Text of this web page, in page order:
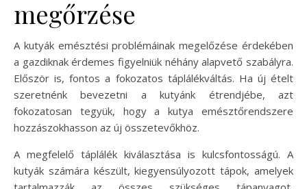
megőrzése
A kutyák emésztési problémáinak megelőzése érdekében
a gazdiknak érdemes figyelniük néhány alapvető szabályra.
Először is, fontos a fokozatos táplálékváltás. Ha új ételt
szeretnénk bevezetni a kutyánk étrendjébe, azt
fokozatosan tegyük, hogy a kutya emésztőrendszere
hozzászokhasson az új összetevőkhöz.
A megfelelő táplálék kiválasztása is kulcsfontosságú. A
kutyák számára készült, kiegyensúlyozott tápok, amelyek